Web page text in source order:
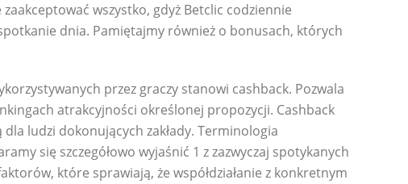
wszystko, gdyż Betclic codziennie
dnia. Pamiętajmy również o bonusach, których
przez graczy stanowi cashback. Pozwala
atrakcyjności określonej propozycji. Cashback
ludzi dokonujących zakłady. Terminologia
się szczegółowo wyjaśnić 1 z zazwyczaj spotykanych
które sprawiają, że współdziałanie z konkretnym